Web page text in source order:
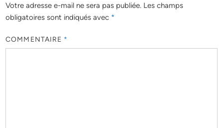
Votre adresse e-mail ne sera pas publiée. Les champs
obligatoires sont indiqués avec *
COMMENTAIRE *